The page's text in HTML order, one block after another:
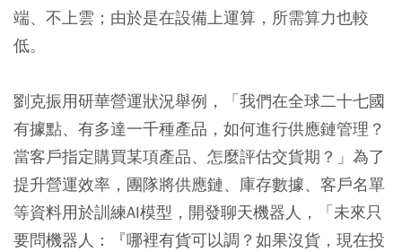
端、不上雲；由於是在設備上運算，所需算力也較
低。
劉克振用研華營運狀況舉例，「我們在全球二十七國
有據點、有多達一千種產品，如何進行供應鏈管理？
當客戶指定購買某項產品、怎麼評估交貨期？」為了
提升營運效率，團隊將供應鏈、庫存數據、客戶名單
等資料用於訓練AI模型，開發聊天機器人，「未來只
要問機器人：『哪裡有貨可以調？如果沒貨，現在投